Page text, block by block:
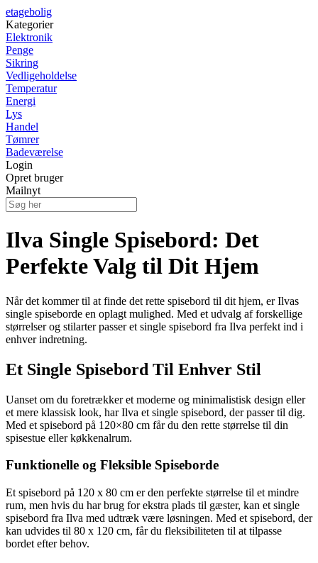
etagebolig
Kategorier
Elektronik
Penge
Sikring
Vedligeholdelse
Temperatur
Energi
Lys
Handel
Tømrer
Badeværelse
Login
Opret bruger
Mailnyt
Ilva Single Spisebord: Det
Perfekte Valg til Dit Hjem
Når det kommer til at finde det rette spisebord til dit hjem, er Ilvas
single spiseborde en oplagt mulighed. Med et udvalg af forskellige
størrelser og stilarter passer et single spisebord fra Ilva perfekt ind i
enhver indretning.
Et Single Spisebord Til Enhver Stil
Uanset om du foretrækker et moderne og minimalistisk design eller
et mere klassisk look, har Ilva et single spisebord, der passer til dig.
Med et spisebord på 120×80 cm får du den rette størrelse til din
spisestue eller køkkenalrum.
Funktionelle og Fleksible Spiseborde
Et spisebord på 120 x 80 cm er den perfekte størrelse til et mindre
rum, men hvis du har brug for ekstra plads til gæster, kan et single
spisebord fra Ilva med udtræk være løsningen. Med et spisebord, der
kan udvides til 80 x 120 cm, får du fleksibiliteten til at tilpasse
bordet efter behov.